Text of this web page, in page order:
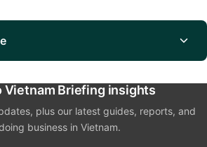
Vietnam Briefing insights
plus our latest guides, reports, and
business in Vietnam.